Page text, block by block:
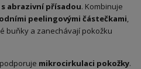
abrazivní přísadou. Kombinuje
peelingovými částečkami,
buňky a zanechávají pokožku
mikrocirkulaci pokožky.